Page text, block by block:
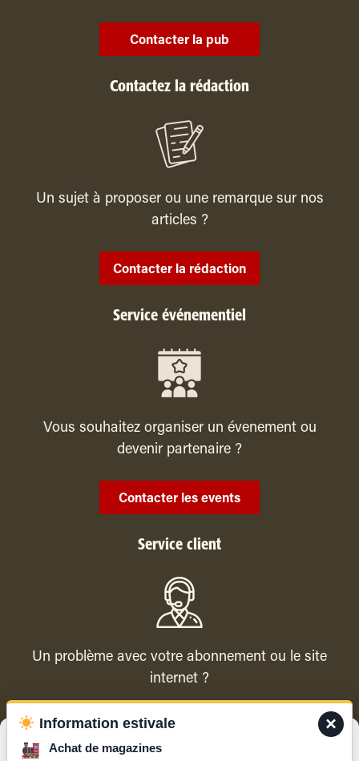
Contacter la pub
Contactez la rédaction
Un sujet à proposer ou une remarque sur nos
articles ?
Contacter la rédaction
Service événementiel
Vous souhaitez organiser un évenement ou
devenir partenaire ?
Contacter les events
Service client
Un problème avec votre abonnement ou le site
internet ?
Contacter le service client ×
Information estivale
Achat de magazines